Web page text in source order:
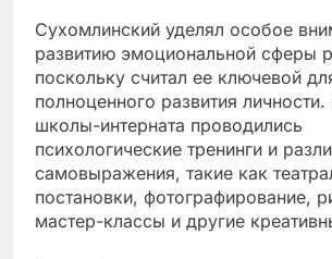
Сухомлинский уделял особое
развитию эмоциональной сферы
поскольку считал ее ключевой
полноценного развития
школы-интерната проводились
психологические тренинги и
самовыражения, такие как
постановки, фотографирование,
мастер-классы и другие